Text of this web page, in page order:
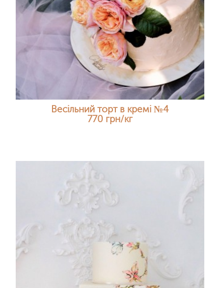
Весільний торт в кремі №4
770 грн/кг